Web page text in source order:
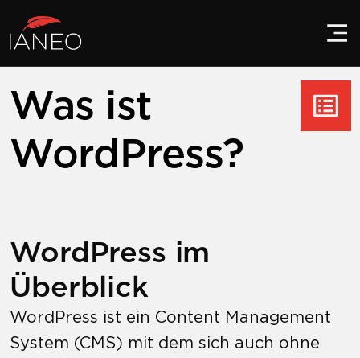
Was ist
WordPress?
WordPress im
Überblick
WordPress ist ein Content Management
System (CMS) mit dem sich auch ohne